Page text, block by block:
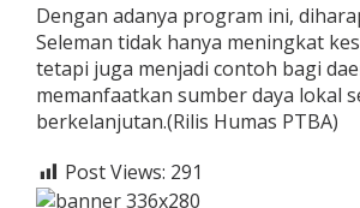
Dengan adanya program ini,
Seleman tidak hanya meningkat
tetapi juga menjadi contoh bagi
memanfaatkan sumber daya lokal
berkelanjutan.(Rilis Humas PTBA)
Post Views: 291